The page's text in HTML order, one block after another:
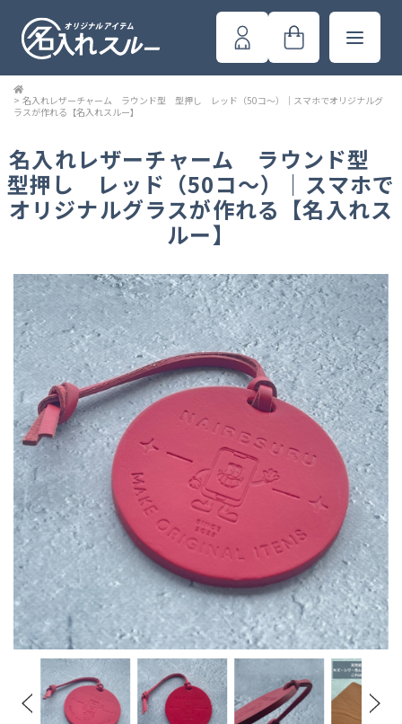
> 名入れレザーチャーム ラウンド型 型押し レッド（50コ～）｜スマホでオリジナルグ
ラスが作れる【名入れスルー】
名入れレザーチャーム ラウンド型
型押し レッド（50コ～）｜スマホで
オリジナルグラスが作れる【名入れス
ルー】